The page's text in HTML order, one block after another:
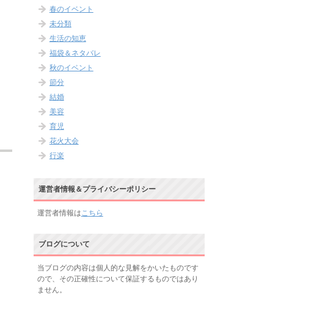
春のイベント
未分類
生活の知恵
福袋＆ネタバレ
秋のイベント
節分
結婚
美容
育児
花火大会
行楽
運営者情報＆プライバシーポリシー
運営者情報は こちら
ブログについて
当ブログの内容は個人的な見解をかいたものです
ので、その正確性について保証するものではあり
ません。